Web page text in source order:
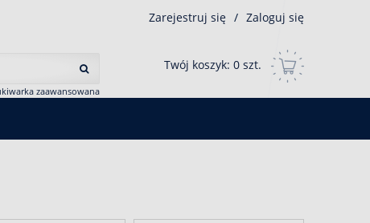
zaawansowana
Zarejestruj się / Zaloguj się
Twój koszyk: 0 szt.